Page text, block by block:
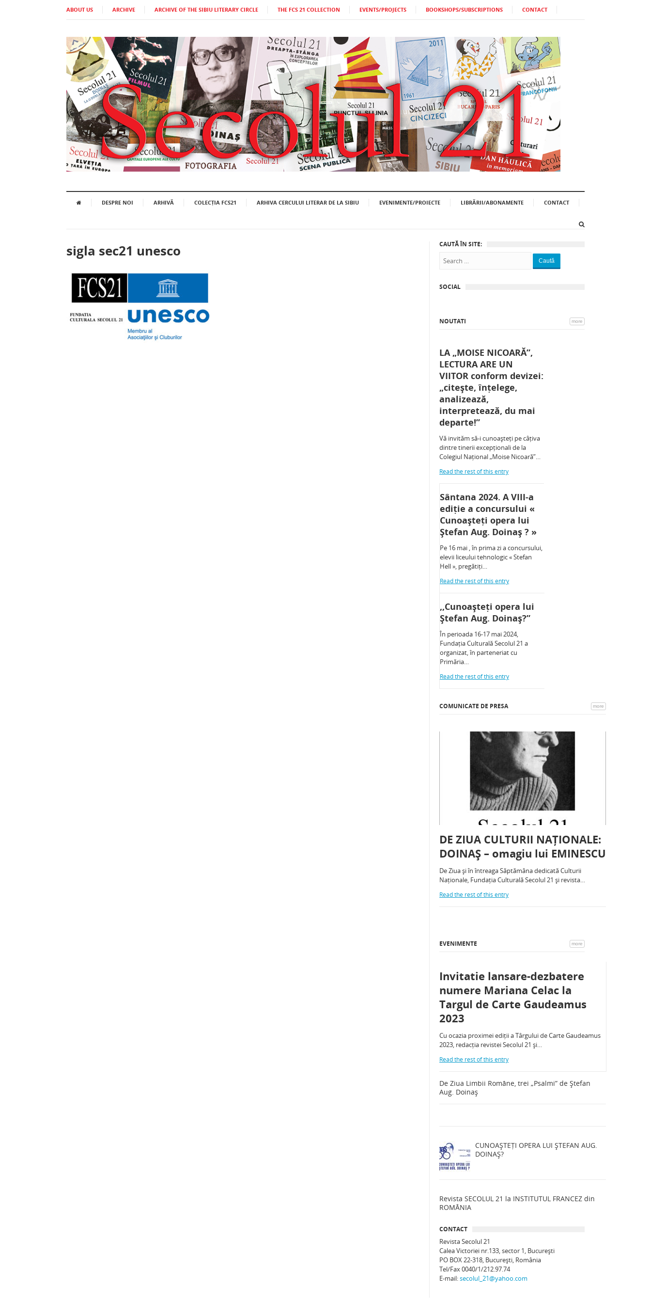
ABOUT US ARCHIVE ARCHIVE OF THE SIBIU LITERARY CIRCLE THE FCS 21 COLLECTION EVENTS/PROJECTS BOOKSHOPS/SUBSCRIPTIONS CONTACT
DESPRE NOI ARHIVĂ COLECȚIA FCS21 ARHIVA CERCULUI LITERAR DE LA SIBIU EVENIMENTE/PROIECTE LIBRĂRII/ABONAMENTE CONTACT
sigla sec21 unesco CAUTĂ ÎN SITE:
Caută
SOCIAL
NOUTATI more
LA „MOISE NICOARĂ”,
LECTURA ARE UN
VIITOR conform devizei:
„citește, înțelege,
analizează,
interpretează, du mai
departe!”
Vă invităm să-i cunoașteți pe câțiva
dintre tinerii excepționali de la
Colegiul Național „Moise Nicoară”…
Read the rest of this entry
Sântana 2024. A VIII-a
ediție a concursului «
Cunoașteți opera lui
Ștefan Aug. Doinaș ? »
Pe 16 mai , în prima zi a concursului,
elevii liceului tehnologic « Stefan
Hell », pregătiți…
Read the rest of this entry
,,Cunoașteți opera lui
Ștefan Aug. Doinaș?”
În perioada 16-17 mai 2024,
Fundația Culturală Secolul 21 a
organizat, în parteneriat cu
Primăria…
Read the rest of this entry
COMUNICATE DE PRESA more
DE ZIUA CULTURII NAȚIONALE:
DOINAȘ – omagiu lui EMINESCU
De Ziua și în întreaga Săptămâna dedicată Culturii
Naționale, Fundația Culturală Secolul 21 și revista…
Read the rest of this entry
EVENIMENTE more
Invitatie lansare-dezbatere
numere Mariana Celac la
Targul de Carte Gaudeamus
2023
Cu ocazia proximei ediții a Târgului de Carte Gaudeamus
2023, redacția revistei Secolul 21 și…
Read the rest of this entry
De Ziua Limbii Române, trei „Psalmi” de Ștefan
Aug. Doinaș
CUNOAȘTEȚI OPERA LUI ȘTEFAN AUG.
DOINAȘ?
Revista SECOLUL 21 la INSTITUTUL FRANCEZ din
ROMÂNIA
CONTACT
Revista Secolul 21
Calea Victoriei nr.133, sector 1, Bucureşti
PO BOX 22-318, București, România
Tel/Fax 0040/1/212.97.74
E-mail:secolul_21@yahoo.com